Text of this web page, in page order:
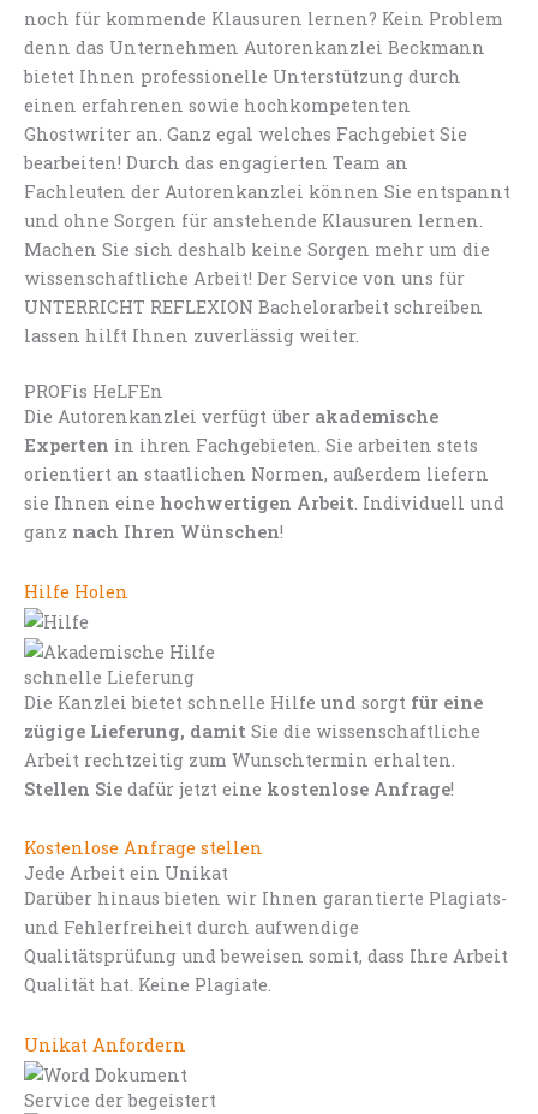
noch für kommende Klausuren lernen? Kein Problem
denn das Unternehmen Autorenkanzlei Beckmann
bietet Ihnen professionelle Unterstützung durch
einen erfahrenen sowie hochkompetenten
Ghostwriter an. Ganz egal welches Fachgebiet Sie
bearbeiten! Durch das engagierten Team an
Fachleuten der Autorenkanzlei können Sie entspannt
und ohne Sorgen für anstehende Klausuren lernen.
Machen Sie sich deshalb keine Sorgen mehr um die
wissenschaftliche Arbeit! Der Service von uns für
UNTERRICHT REFLEXION Bachelorarbeit schreiben
lassen hilft Ihnen zuverlässig weiter.
PROFis HeLFEn
Die Autorenkanzlei verfügt über akademische
Experten in ihren Fachgebieten. Sie arbeiten stets
orientiert an staatlichen Normen, außerdem liefern
sie Ihnen eine hochwertigen Arbeit. Individuell und
ganz nach Ihren Wünschen!
Hilfe Holen
schnelle Lieferung
Die Kanzlei bietet schnelle Hilfe und sorgt für eine
zügige Lieferung, damit Sie die wissenschaftliche
Arbeit rechtzeitig zum Wunschtermin erhalten.
Stellen Sie dafür jetzt eine kostenlose Anfrage!
Kostenlose Anfrage stellen
Jede Arbeit ein Unikat
Darüber hinaus bieten wir Ihnen garantierte Plagiats-
und Fehlerfreiheit durch aufwendige
Qualitätsprüfung und beweisen somit, dass Ihre Arbeit
Qualität hat. Keine Plagiate.
Unikat Anfordern
Service der begeistert